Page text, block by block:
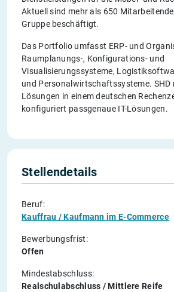
Aktuell sind mehr als 650 Mitarbeitende
Gruppe beschäftigt.
Das Portfolio umfasst ERP- und
Raumplanungs-, Konfigurations- und
Visualisierungssysteme,
und Personalwirtschaftssysteme. SHD
Lösungen in einem deutschen
konfiguriert passgenaue IT-Lösungen.
Stellendetails
Beruf:
Kauffrau / Kaufmann im E-Commerce
Bewerbungsfrist:
Offen
Mindestabschluss:
Realschulabschluss / Mittlere Reife